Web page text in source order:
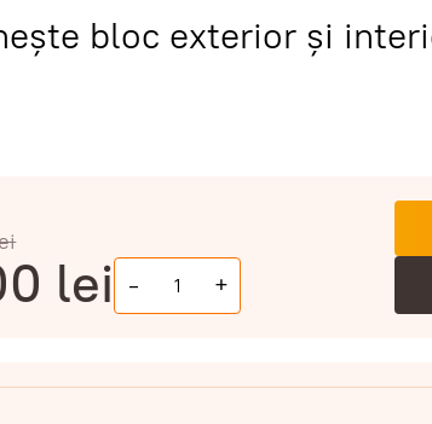
bloc exterior și
lei - +